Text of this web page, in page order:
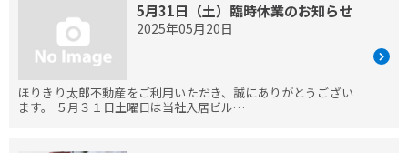
5月31日（土）臨時休業のお知らせ
2025年05月20日
ほりきり太郎不動産をご利用いただき、誠にありがとうござい
ます。 ５月３１日土曜日は当社入居ビル…